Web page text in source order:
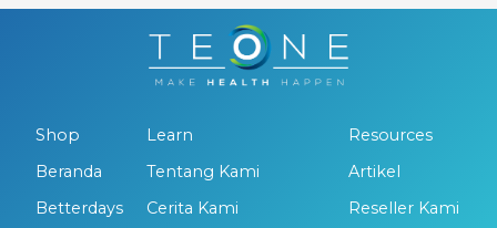
Shop
Beranda
Betterdays
Learn
Tentang Kami
Cerita Kami
Resources
Artikel
Reseller Kami